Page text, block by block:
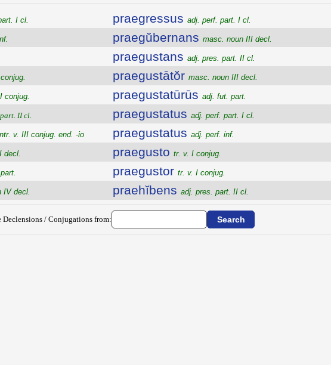
I cl.
conjug.
II cl.
v. III conjug. end. -io
decl.
IV decl.
praegressus adj. perf. part. I cl.
praegŭbernans masc. noun III decl.
praegustans adj. pres. part. II cl.
praegustātŏr masc. noun III decl.
praegustatūrūs adj. fut. part.
praegustatus adj. perf. part. I cl.
praegustatus adj. perf. inf.
praegusto tr. v. I conjug.
praegustor tr. v. I conjug.
praehĭbens adj. pres. part. II cl.
Declensions / Conjugations from: